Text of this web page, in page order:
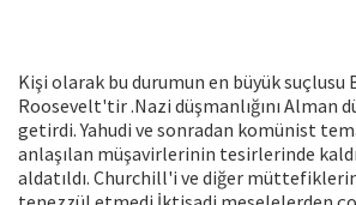
Kişi olarak bu durumun en büyük suçlusu
Roosevelt'tir .Nazi düşmanlığını Alman
getirdi. Yahudi ve sonradan komünist
anlaşılan müşavirlerinin tesirlerinde
aldatıldı. Churchill'i ve diğer